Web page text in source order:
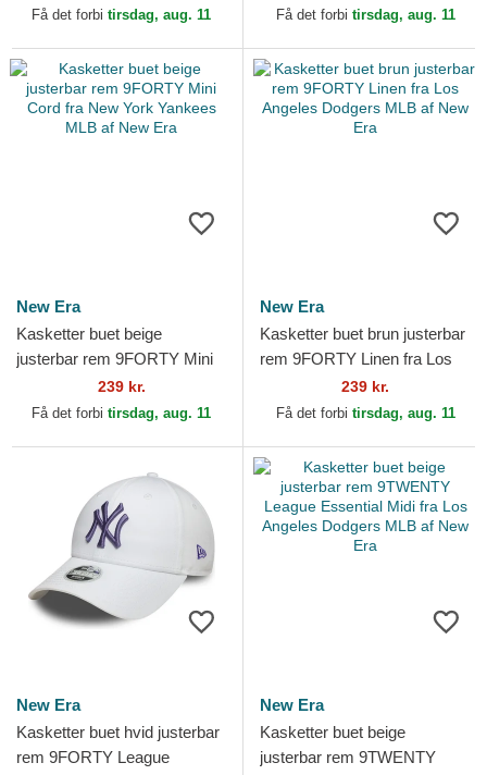
Yankees MLB af New Era
Få det forbi tirsdag, aug. 11
New Era
Få det forbi tirsdag, aug. 11
New Era
Kasketter buet beige
justerbar rem 9FORTY Mini
Cord fra New York Yankees
MLB af New Era
239 kr.
Få det forbi tirsdag, aug. 11
New Era
Kasketter buet brun justerbar
rem 9FORTY Linen fra Los
Angeles Dodgers MLB af
New Era
239 kr.
Få det forbi tirsdag, aug. 11
New Era
Kasketter buet hvid justerbar
rem 9FORTY League
New Era
Kasketter buet beige
justerbar rem 9TWENTY